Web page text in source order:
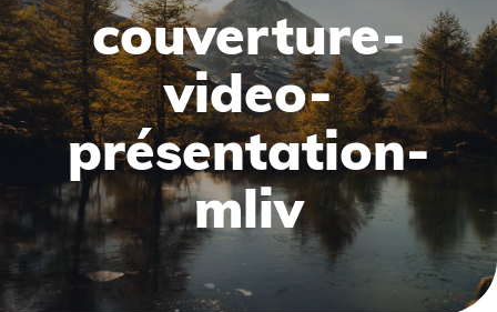
couverture-
video-
présentation-
mliv